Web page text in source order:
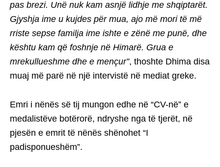
pas brezi. Unë nuk kam asnjë lidhje me shqiptarët.
Gjyshja ime u kujdes për mua, ajo më mori të më
rriste sepse familja ime ishte e zënë me punë, dhe
kështu kam që foshnje në Himarë. Grua e
mrekullueshme dhe e mençur”, thoshte Dhima disa
muaj më parë në një intervistë në mediat greke.
Emri i nënës së tij mungon edhe në “CV-në” e
medalistëve botërorë, ndryshe nga të tjerët, në
pjesën e emrit të nënës shënohet “I
padisponueshëm”.